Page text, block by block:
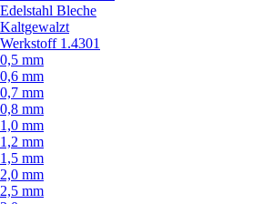
Edelstahl Bleche
Kaltgewalzt
Werkstoff 1.4301
0,5 mm
0,6 mm
0,7 mm
0,8 mm
1,0 mm
1,2 mm
1,5 mm
2,0 mm
2,5 mm